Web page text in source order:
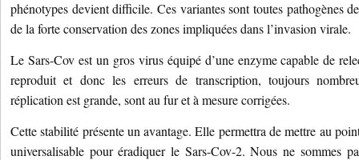
phénotypes devient difficile. Ces variantes sont toutes pathogènes
de la forte conservation des zones impliquées dans l’invasion virale.
Le Sars-Cov est un gros virus équipé d’une enzyme capable de
reproduit et donc les erreurs de transcription, toujours
réplication est grande, sont au fur et à mesure corrigées.
Cette stabilité présente un avantage. Elle permettra de mettre au
universalisable pour éradiquer le Sars-Cov-2. Nous ne sommes